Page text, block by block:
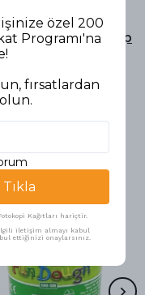
Yorum Yap
özel 200
Programı'na
fırsatlardan
Kağıtları hariçtir.
iletişim almayı kabul
ettiğinizi onaylarsınız.